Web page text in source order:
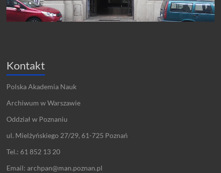
Kontakt
Polska Akademia Nauk
Archiwum w Warszawie
Oddział w Poznaniu
ul. Mielżyńskiego 27/29, 61-725 Poznań
Tel.: 61 852 13 20
Email: archpan@man.poznan.pl